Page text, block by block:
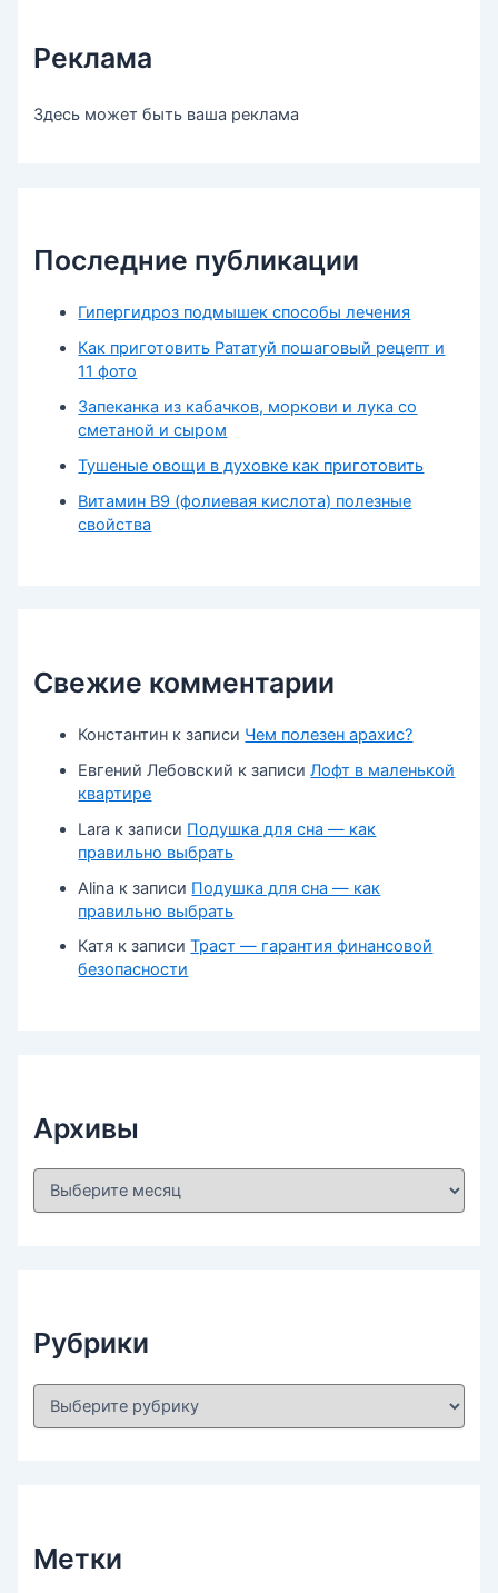
Реклама
Здесь может быть ваша реклама
Последние публикации
Гипергидроз подмышек способы лечения
Как приготовить Рататуй пошаговый рецепт и
11 фото
Запеканка из кабачков, моркови и лука со
сметаной и сыром
Тушеные овощи в духовке как приготовить
Витамин В9 (фолиевая кислота) полезные
свойства
Свежие комментарии
Константин к записи Чем полезен арахис?
Евгений Лебовский к записиЛофт в маленькой
квартире
Lara к записи Подушка для сна — как
правильно выбрать
Alina к записи Подушка для сна — как
правильно выбрать
Катя к записиТраст — гарантия финансовой
безопасности
Архивы
А
Рубрики
Р
Метки